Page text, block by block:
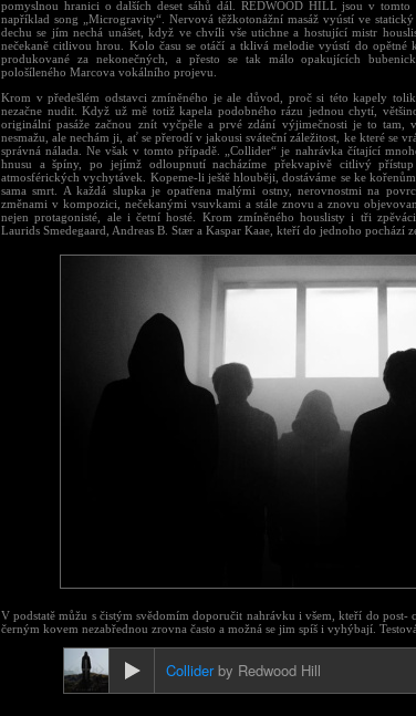
pomyslnou hranici o dalších deset sáhů dál. REDWOOD HILL jsou v
například song „Microgravity“. Nervová těžkotonážní masáž vyústí ve
dechu se jím nechá unášet, když ve chvíli vše utichne a hostující mistr
nečekaně citlivou hrou. Kolo času se otáčí a tklivá melodie vyústí do opětné
produkované za nekonečných, a přesto se tak málo opakujících
pološíleného Marcova vokálního projevu.
Krom v předešlém odstavci zmíněného je ale důvod, proč si této kapely
nezačne nudit. Když už mě totiž kapela podobného rázu jednou chytí,
originální pasáže začnou znít vyčpěle a prvé zdání výjimečnosti je to tam,
nesmažu, ale nechám ji, ať se přerodí v jakousi sváteční záležitost, ke které se
správná nálada. Ne však v tomto případě. „Collider“ je nahrávka čítající
hnusu a špíny, po jejímž odloupnutí nacházíme překvapivě citlivý
atmosférických vychytávek. Kopeme-li ještě hlouběji, dostáváme se ke
sama smrt. A každá slupka je opatřena malými ostny, nerovnostmi na
změnami v kompozici, nečekanými vsuvkami a stále znovu a znovu
nejen protagonisté, ale i četní hosté. Krom zmíněného houslisty i tři
Laurids Smedegaard, Andreas B. Stær a Kaspar Kaae, kteří do jednoho pochází
V podstatě můžu s čistým svědomím doporučit nahrávku i všem, kteří do
černým kovem nezabřednou zrovna často a možná se jim spíš i vyhýbají.